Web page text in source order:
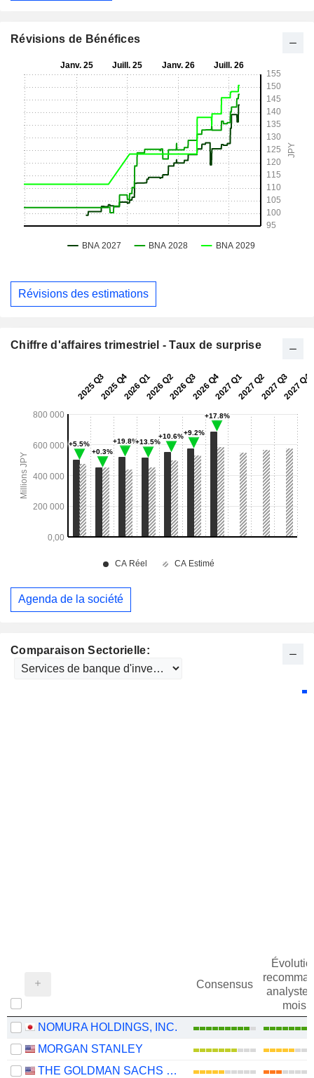
Comparaison Sectorielle:
Consensus
mois
NOMURA HOLDINGS, INC.
MORGAN STANLEY
THE GOLDMAN SACHS GROUP, INC.
Révisions de Bénéfices
Révisions des estimations
Chiffre d'affaires trimestriel - Taux de surprise
Agenda de la société